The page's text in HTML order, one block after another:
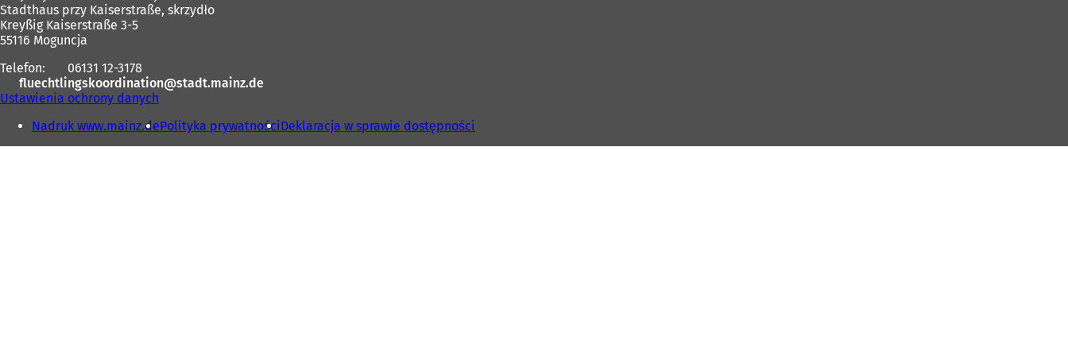
Stadthaus przy Kaiserstraße, skrzydło
Kreyßig Kaiserstraße 3-5
55116 Moguncja
Telefon:
06131 12-3178
fluechtlingskoordination
stadt.mainz de
Ustawienia ochrony danych
Nadruk www.mainz.dePolityka prywatnościDeklaracja w sprawie dostępności